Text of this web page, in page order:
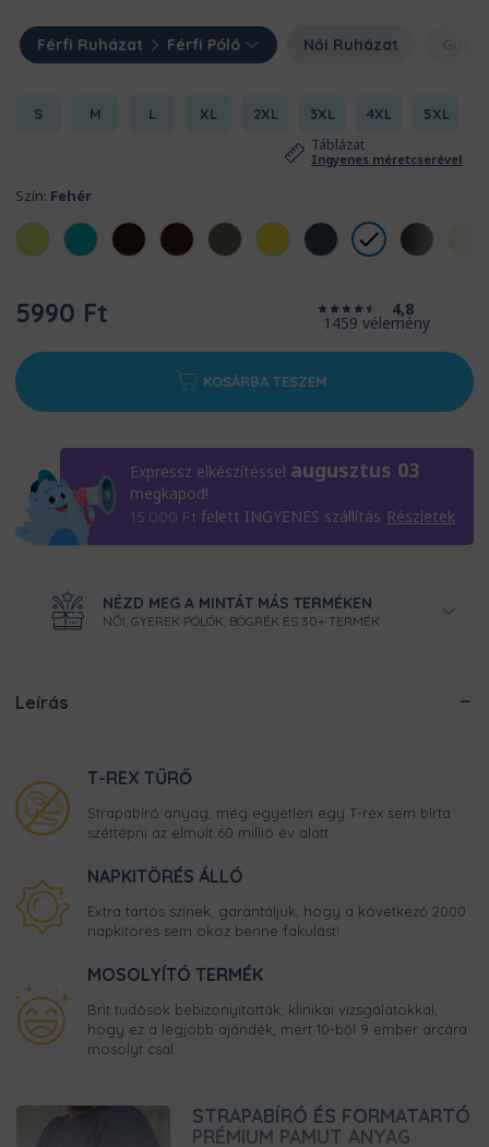
Férfi Ruházat Férfi Póló Női Ruházat
S M L XL 2XL 3XL 4XL 5XL
Táblázat
Ingyenes méretcserével
Szín: Fehér
5990 Ft 4,8
1459 vélemény
KOSÁRBA TESZEM
Expressz elkészítéssel augusztus 03
megkapod!
15.000 Ft felett INGYENES szállítás Részletek
NÉZD MEG A MINTÁT MÁS TERMÉKEN
NŐI, GYEREK PÓLÓK, BÖGRÉK ÉS 30+ TERMÉK
Leírás
T-REX TŰRŐ
Strapabíró anyag, még egyetlen egy T-rex sem bírta
széttépni az elmúlt 60 millió év alatt
NAPKITÖRÉS ÁLLÓ
Extra tartós színek, garantáljuk, hogy a következő 2000
napkitörés sem okoz benne fakulást!
MOSOLYÍTÓ TERMÉK
Brit tudósok bebizonyították, klinikai vizsgálatokkal,
hogy ez a legjobb ajándék, mert 10-ből 9 ember arcára
mosolyt csal.
STRAPABÍRÓ ÉS FORMATARTÓ
PRÉMIUM PAMUT ANYAG